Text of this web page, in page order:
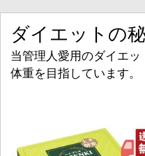
ダイエットの
当管理人愛用のダイエ
体重を目指しています。